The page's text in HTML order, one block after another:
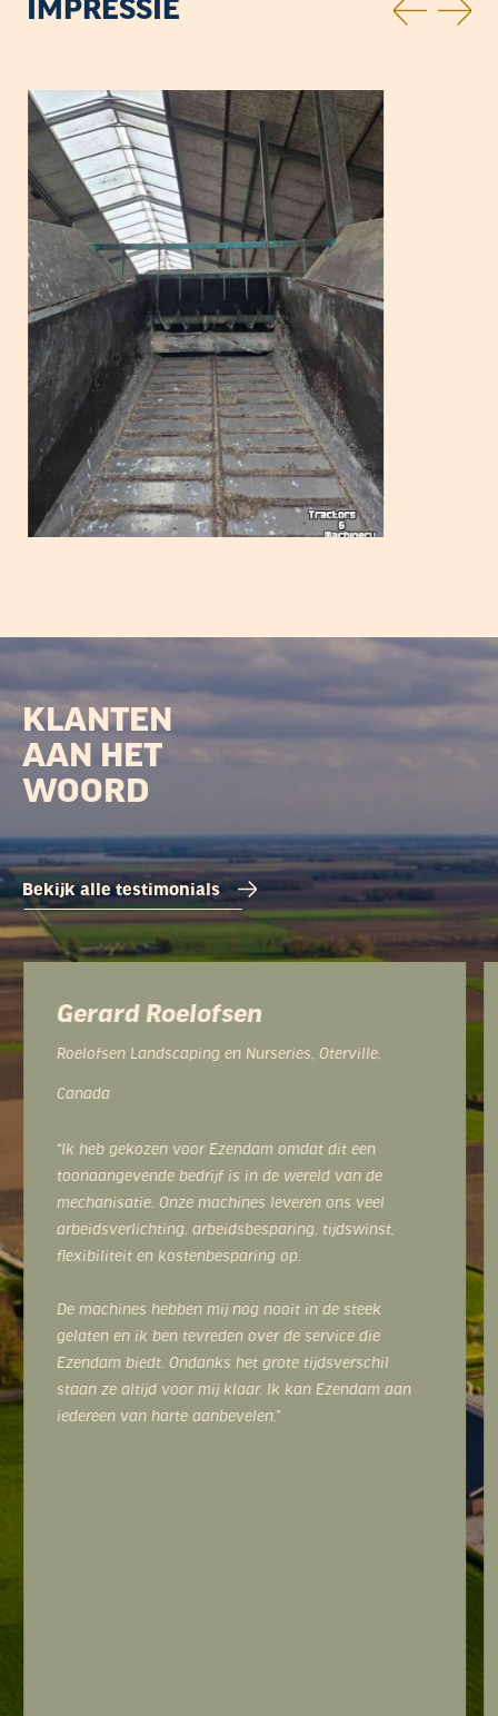
IMPRESSIE
KLANTEN
AAN HET
WOORD
Bekijk alle testimonials
Gerard Roelofsen
Roelofsen Landscaping en Nurseries, Oterville,
Canada
“Ik heb gekozen voor Ezendam omdat dit een
toonaangevende bedrijf is in de wereld van de
mechanisatie. Onze machines leveren ons veel
arbeidsverlichting, arbeidsbesparing, tijdswinst,
flexibiliteit en kostenbesparing op.
De machines hebben mij nog nooit in de steek
gelaten en ik ben tevreden over de service die
Ezendam biedt. Ondanks het grote tijdsverschil
staan ze altijd voor mij klaar. Ik kan Ezendam aan
iedereen van harte aanbevelen.”